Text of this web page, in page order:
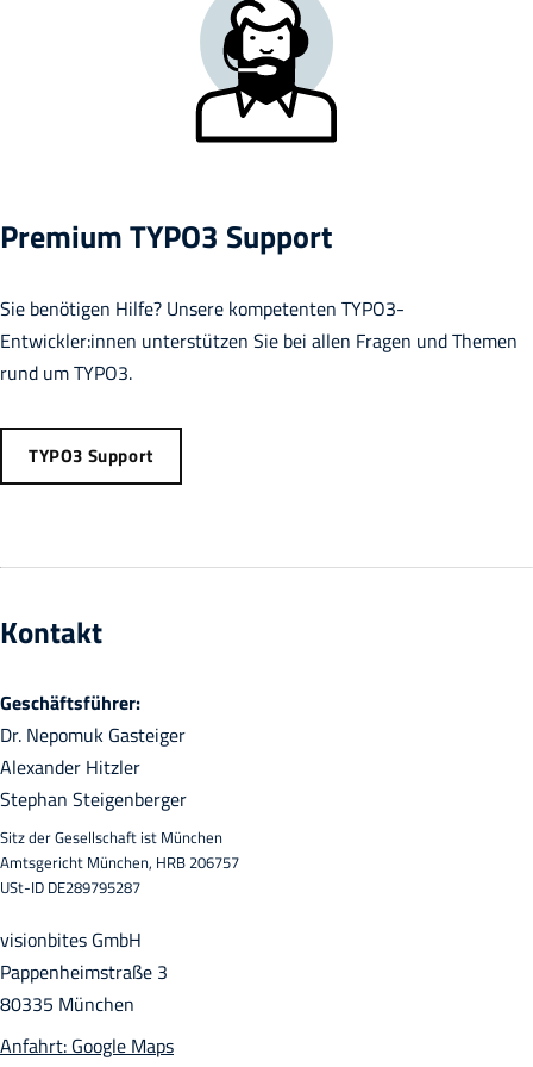
Premium TYPO3 Support
Sie benötigen Hilfe? Unsere kompetenten TYPO3-
Entwickler:innen unterstützen Sie bei allen Fragen und Themen
rund um TYPO3.
TYPO3 Support
Kontakt
Geschäftsführer:
Dr. Nepomuk Gasteiger
Alexander Hitzler
Stephan Steigenberger
Sitz der Gesellschaft ist München
Amtsgericht München, HRB 206757
USt-ID DE289795287
visionbites GmbH
Pappenheimstraße 3
80335 München
Anfahrt: Google Maps